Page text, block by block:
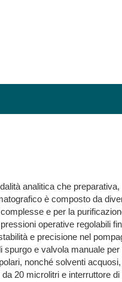
analitica che
è composto da
e per la
operative regolabili
e precisione nel
e valvola manuale
nonché solventi
20 microlitri e interruttore